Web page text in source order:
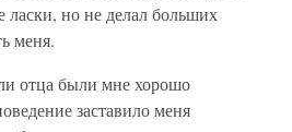
ласки, но не делал больших
меня.
отца были мне хорошо
заставило меня